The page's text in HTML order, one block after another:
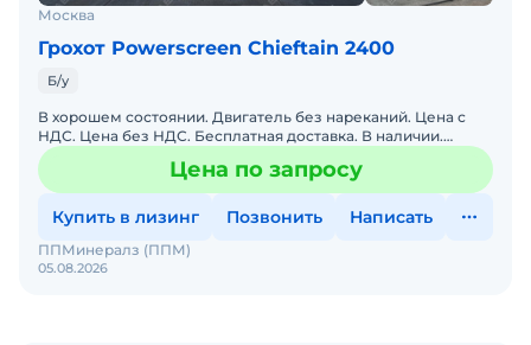
Москва
Грохот Powerscreen Chieftain 2400
Б/у
В хорошем состоянии. Двигатель без нареканий. Цена с
НДС. Цена без НДС. Бесплатная доставка. В наличии.
Помогу с доставкой. Обслуживалась у оф. дилера. Готова к
Цена по запросу
Купить в лизинг Позвонить Написать
05.08.2026
ППМинералз (ППМ)